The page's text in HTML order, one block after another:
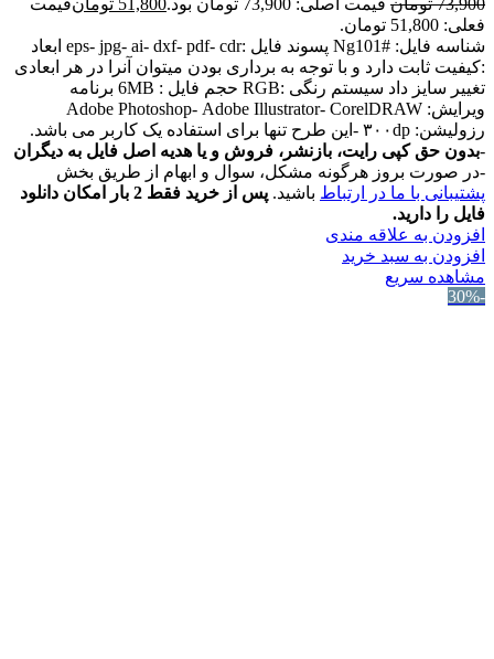
73,900 تومان قیمت اصلی: 73,900 تومان بود. 51,800 تومانقیمت
فعلی: 51,800 تومان.
شناسه فایل: #Ng101 پسوند فایل :eps- jpg- ai- dxf- pdf- cdr ابعاد
:کیفیت ثابت دارد و با توجه به برداری بودن میتوان آنرا در هر ابعادی
تغییر سایز داد سیستم رنگی :RGB حجم فایل : 6MB برنامه
ویرایش: Adobe Photoshop- Adobe Illustrator- CorelDRAW
رزولیشن: ۳۰۰dp -این طرح تنها برای استفاده یک کاربر می باشد.
-بدون حق کپی رایت، بازنشر، فروش و یا هدیه اصل فایل به دیگران
-در صورت بروز هرگونه مشکل، سوال و ابهام از طریق بخش
پشتیبانی با ما در ارتباط باشید.
پس از خرید فقط 2 بار امکان دانلود
فایل را دارید.
افزودن به علاقه مندی
افزودن به سبد خرید
مشاهده سریع
-30%